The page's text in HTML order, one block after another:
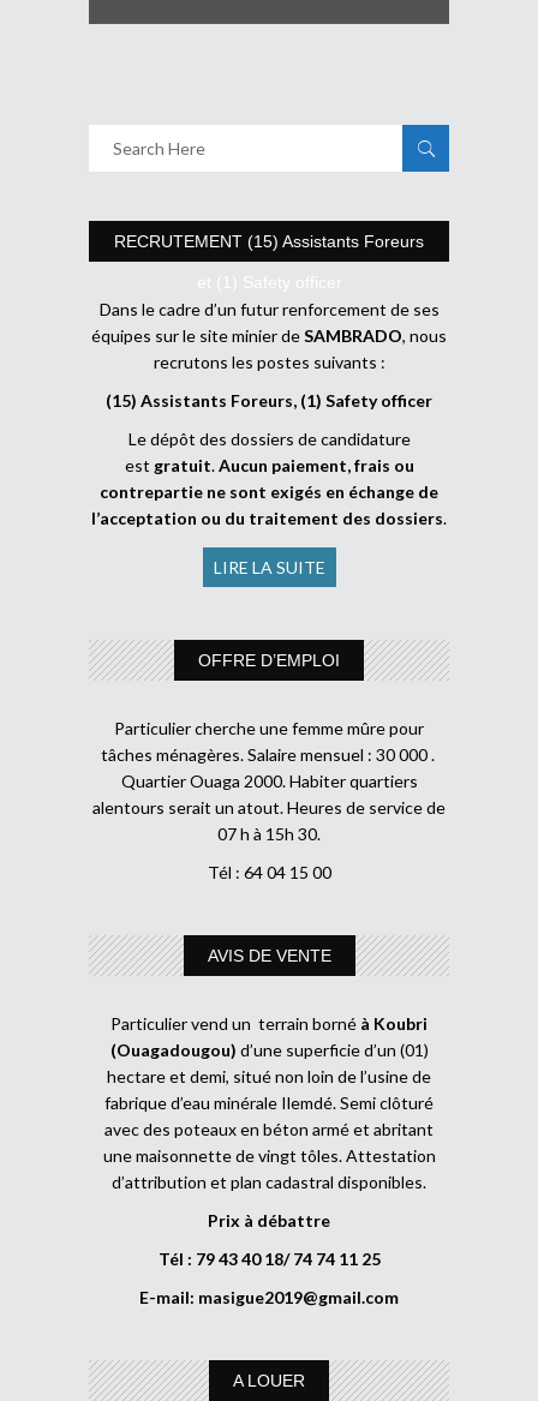
RECRUTEMENT (15) Assistants Foreurs
et (1) Safety officer
Dans le cadre d’un futur renforcement de ses
équipes sur le site minier deSAMBRADO, nous
recrutons les postes suivants :
(15) Assistants Foreurs, (1) Safety officer
Le dépôt des dossiers de candidature
est gratuit.Aucun paiement, frais ou
contrepartie ne sont exigés en échange de
l’acceptation ou du traitement des dossiers.
LIRE LA SUITE
OFFRE D’EMPLOI
Particulier cherche une femme mûre pour
tâches ménagères. Salaire mensuel : 30 000 .
Quartier Ouaga 2000. Habiter quartiers
alentours serait un atout. Heures de service de
07 h à 15h 30.
Tél : 64 04 15 00
AVIS DE VENTE
Particulier vend un terrain borné à Koubri
(Ouagadougou) d’une superficie d’un (01)
hectare et demi, situé non loin de l’usine de
fabrique d’eau minérale Ilemdé. Semi clôturé
avec des poteaux en béton armé et abritant
une maisonnette de vingt tôles. Attestation
d’attribution et plan cadastral disponibles.
Prix à débattre
Tél : 79 43 40 18/ 74 74 11 25
E-mail: masigue2019@gmail.com
A LOUER